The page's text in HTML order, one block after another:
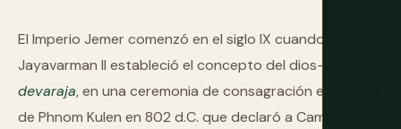
El Imperio Jemer comenzó en el siglo IX cuando
Jayavarman II estableció el concepto del dios-rey, el
devaraja, en una ceremonia de consagración en la cima
de Phnom Kulen en 802 d.C. que declaró a Camboya